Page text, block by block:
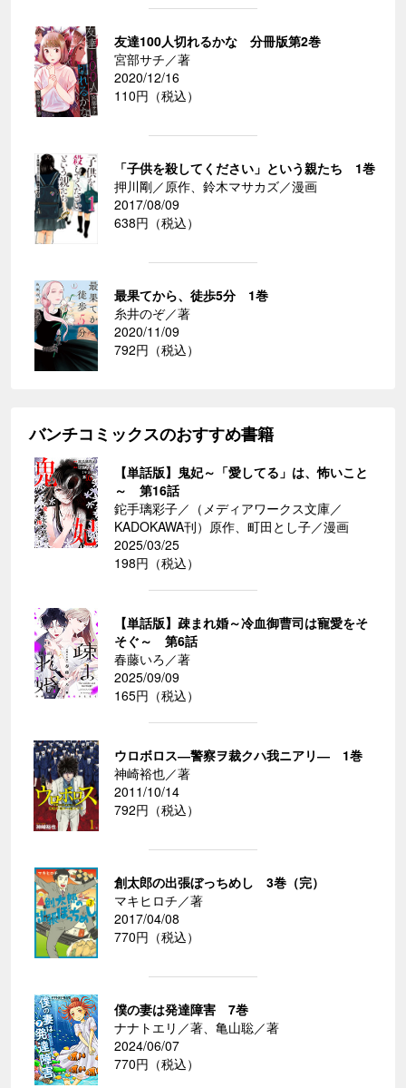
友達100人切れるかな 分冊版第2巻
宮部サチ／著
2020/12/16
110円（税込）
「子供を殺してください」という親たち 1巻
押川剛／原作、鈴木マサカズ／漫画
2017/08/09
638円（税込）
最果てから、徒歩5分 1巻
糸井のぞ／著
2020/11/09
792円（税込）
バンチコミックスのおすすめ書籍
【単話版】鬼妃～「愛してる」は、怖いこと
～ 第16話
鉈手璃彩子／（メディアワークス文庫／
KADOKAWA刊）原作、町田とし子／漫画
2025/03/25
198円（税込）
【単話版】疎まれ婚～冷血御曹司は寵愛をそ
そぐ～ 第6話
春藤いろ／著
2025/09/09
165円（税込）
ウロボロス―警察ヲ裁クハ我ニアリ― 1巻
神崎裕也／著
2011/10/14
792円（税込）
創太郎の出張ぼっちめし 3巻（完）
マキヒロチ／著
2017/04/08
770円（税込）
僕の妻は発達障害 7巻
ナナトエリ／著、亀山聡／著
2024/06/07
770円（税込）